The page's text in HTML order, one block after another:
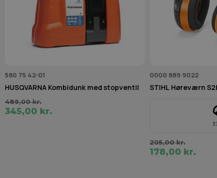
580 75 42-01
HUSQVARNA Kombidunk med stopventil
489,00 kr.
345,00 kr.
0000 889 9022
STIHL Høreværn
205,00 kr.
178,00 kr.